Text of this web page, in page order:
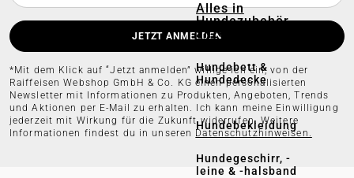
Alles in
Hundezubehör
anzeigen
Hundebett &
Hundedecke
Hundebekleidung
Hundegeschirr, -
leine & -halsband
JETZT ANMELDEN
*Mit dem Klick auf “Jetzt anmelden” willige ich ein, von der
Raiffeisen Webshop GmbH & Co. KG einen personalisierten
Newsletter mit Informationen zu Produkten, Angeboten, Trends
und Aktionen per E-Mail zu erhalten. Ich kann meine Einwilligung
jederzeit mit Wirkung für die Zukunft widerrufen. Weitere
Informationen findest du in unseren Datenschutzhinweisen.